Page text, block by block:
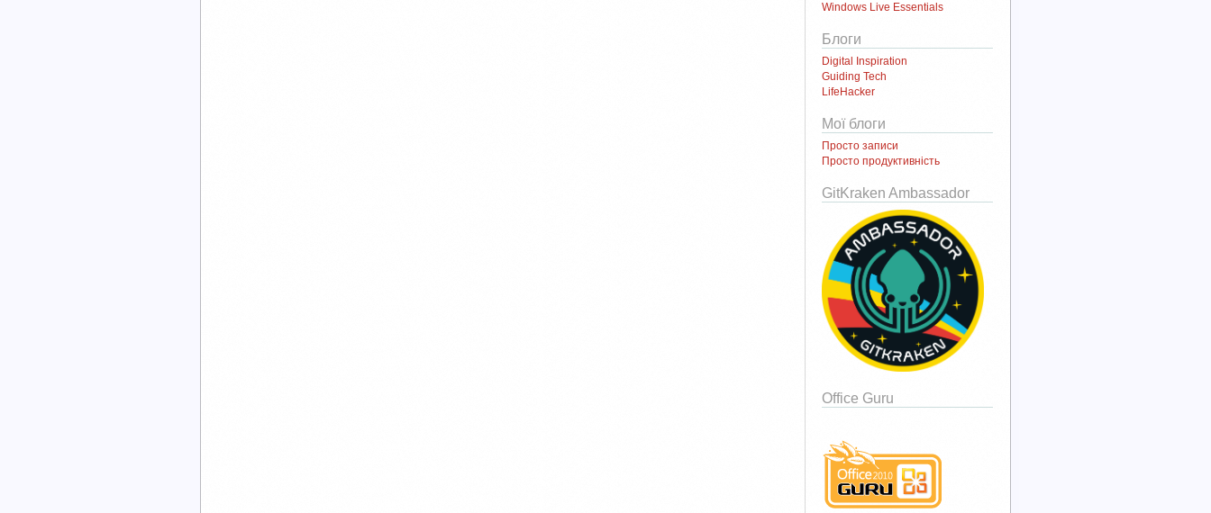
Windows Live Essentials
Блоги
Digital Inspiration
Guiding Tech
LifeHacker
Мої блоги
Просто записи
Просто продуктивність
GitKraken Ambassador
Office Guru